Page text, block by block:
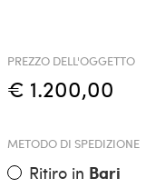
PREZZO DELL'OGGETTO
€ 1.200,00
METODO DI SPEDIZIONE
Ritiro in Bari